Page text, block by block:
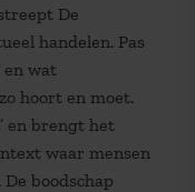
De
handelen. Pas
en wat
hoort en moet.
en brengt het
waar mensen
boodschap